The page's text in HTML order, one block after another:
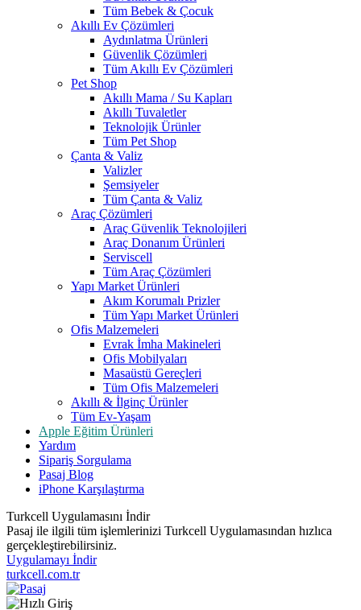
Tüm Bebek & Çocuk
Akıllı Ev Çözümleri
Aydınlatma Ürünleri
Güvenlik Çözümleri
Tüm Akıllı Ev Çözümleri
Pet Shop
Akıllı Mama / Su Kapları
Akıllı Tuvaletler
Teknolojik Ürünler
Tüm Pet Shop
Çanta & Valiz
Valizler
Şemsiyeler
Tüm Çanta & Valiz
Araç Çözümleri
Araç Güvenlik Teknolojileri
Araç Donanım Ürünleri
Serviscell
Tüm Araç Çözümleri
Yapı Market Ürünleri
Akım Korumalı Prizler
Tüm Yapı Market Ürünleri
Ofis Malzemeleri
Evrak İmha Makineleri
Ofis Mobilyaları
Masaüstü Gereçleri
Tüm Ofis Malzemeleri
Akıllı & İlginç Ürünler
Tüm Ev-Yaşam
Apple Eğitim Ürünleri
Yardım
Sipariş Sorgulama
Pasaj Blog
iPhone Karşılaştırma
Turkcell Uygulamasını İndir
Pasaj ile ilgili tüm işlemlerinizi Turkcell Uygulamasından hızlıca
gerçekleştirebilirsiniz.
Uygulamayı İndir
turkcell.com.tr